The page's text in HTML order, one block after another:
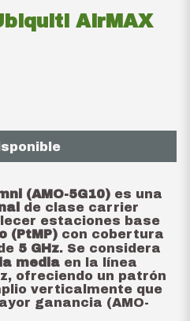
AirMAX
(AMO-5G10)es una
de clase carrier
estaciones base
(PtMP)con cobertura
5 GHz. Se considera
mediaen la línea
ofreciendo un patrón
verticalmente que
ganancia (AMO-